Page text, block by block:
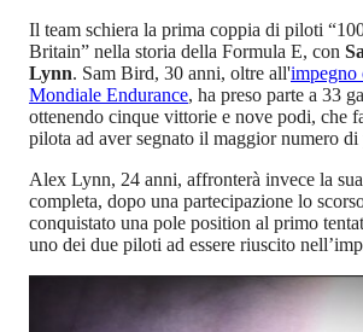
Il team schiera la prima coppia di piloti
Britain” nella storia della Formula E, con
Lynn. Sam Bird, 30 anni, oltre all'impegno
Mondiale Endurance, ha preso parte a 33
ottenendo cinque vittorie e nove podi, che
pilota ad aver segnato il maggior numero
Alex Lynn, 24 anni, affronterà invece la
completa, dopo una partecipazione lo
conquistato una pole position al primo
uno dei due piloti ad essere riuscito